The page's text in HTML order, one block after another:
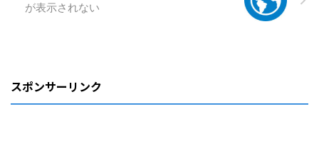
が表示されない
スポンサーリンク